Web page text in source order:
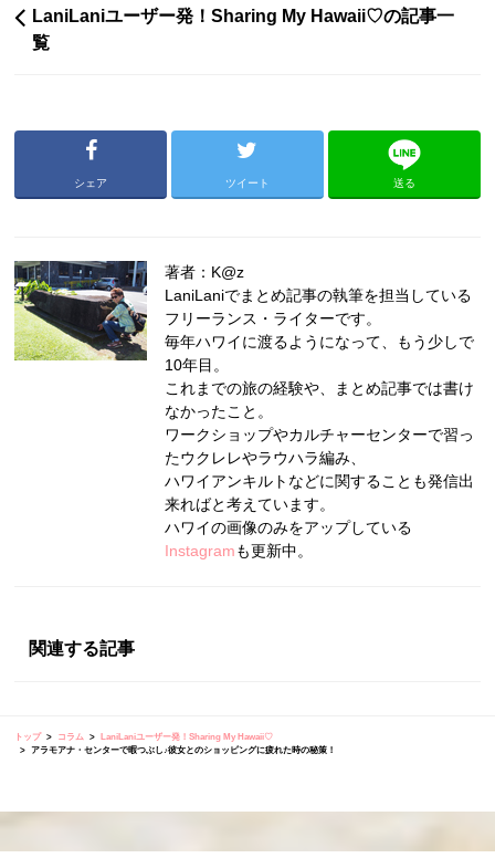
LaniLaniユーザー発！Sharing My Hawaii♡の記事一
覧
シェア ツイート 送る
著者：K@z
LaniLaniでまとめ記事の執筆を担当している
フリーランス・ライターです。
毎年ハワイに渡るようになって、もう少しで
10年目。
これまでの旅の経験や、まとめ記事では書け
なかったこと。
ワークショップやカルチャーセンターで習っ
たウクレレやラウハラ編み、
ハワイアンキルトなどに関することも発信出
来ればと考えています。
ハワイの画像のみをアップしている
Instagramも更新中。
関連する記事
トップ コラム
LaniLaniユーザー発！Sharing My Hawaii♡
アラモアナ・センターで暇つぶし♪彼女とのショッピングに疲れた時の秘策！